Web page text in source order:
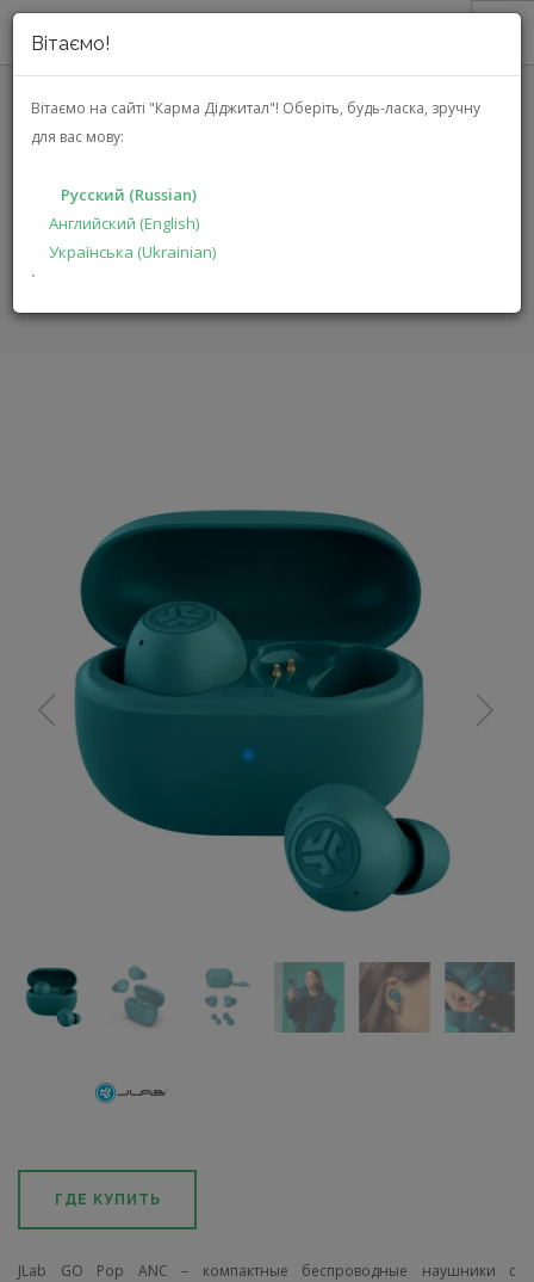
Вітаємо!
Вітаємо на сайті "Карма Діджитал"! Оберіть, будь-ласка, зручну
для вас мову:
Русский (Russian)
Английский (English)
Українська (Ukrainian)
`
О НАС
АКЦИИ
РЕШЕНИЯ
ПРОИЗВОДИТЕЛЯМ
(IEUEBGOANCRTEL124)
ГЛАВНАЯ КАТАЛОГ
ГДЕ КУПИТЬ
JLab GO Pop ANC – компактные беспроводные наушники с